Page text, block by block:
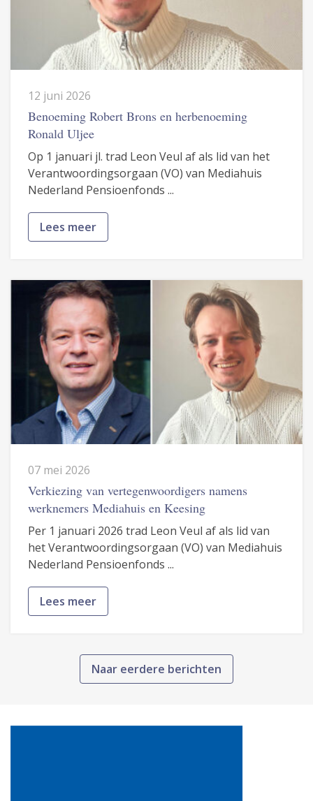
12 juni 2026
Benoeming Robert Brons en herbenoeming
Ronald Uljee
Op 1 januari jl. trad Leon Veul af als lid van het
Verantwoordingsorgaan (VO) van Mediahuis
Nederland Pensioenfonds ...
Lees meer
07 mei 2026
Verkiezing van vertegenwoordigers namens
werknemers Mediahuis en Keesing
Per 1 januari 2026 trad Leon Veul af als lid van
het Verantwoordingsorgaan (VO) van Mediahuis
Nederland Pensioenfonds ...
Lees meer
Naar eerdere berichten